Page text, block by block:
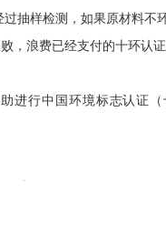
抽样检测，如果原材料不
，浪费已经支付的十环认证
进行中国环境标志认证